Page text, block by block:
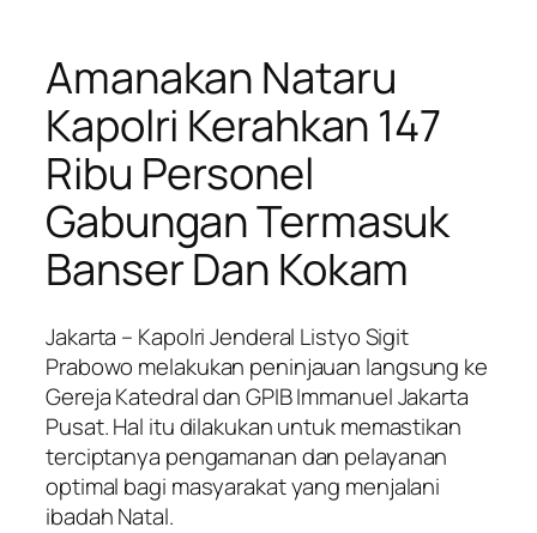
Amanakan Nataru
Kapolri Kerahkan 147
Ribu Personel
Gabungan Termasuk
Banser Dan Kokam
Jakarta – Kapolri Jenderal Listyo Sigit
Prabowo melakukan peninjauan langsung ke
Gereja Katedral dan GPIB Immanuel Jakarta
Pusat. Hal itu dilakukan untuk memastikan
terciptanya pengamanan dan pelayanan
optimal bagi masyarakat yang menjalani
ibadah Natal.